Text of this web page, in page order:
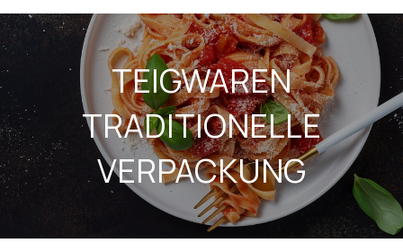
TEIGWAREN
TRADITIONELLE
VERPACKUNG